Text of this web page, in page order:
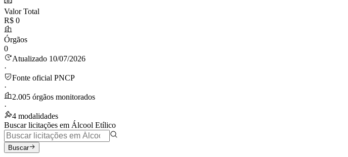
Valor Total
R$ 0
Órgãos
0
Atualizado 10/07/2026
·
Fonte oficial PNCP
·
2.005 órgãos monitorados
·
4 modalidades
Buscar licitações em Álcool Etílico
Buscar